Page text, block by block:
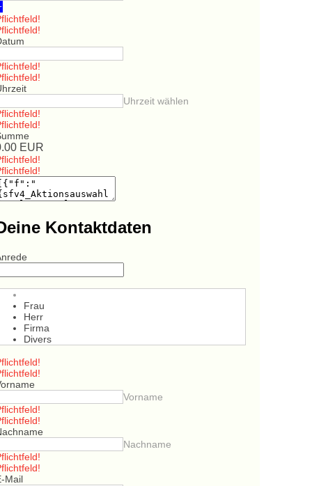
Uhrzeit wählen
EUR
Kontaktdaten
Frau
Herr
Firma
Divers
Vorname
Nachname
Mail